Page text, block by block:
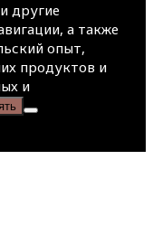
другие
а также
опыт,
продуктов и
и